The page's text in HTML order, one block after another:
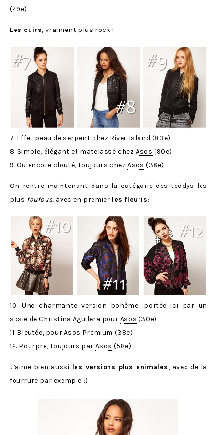
(49e)
Les cuirs, vraiment plus rock !
7. Effet peau de serpent chez River Island (83e)
8. Simple, élégant et matelassé chezAsos (90e)
9. Ou encore clouté, toujours chezAsos (38e)
On rentre maintenant dans la catégorie des teddys les
plus foufous, avec en premier les fleuris:
10. Une charmante version bohème, portée ici par un
sosie de Christina Aguilera pour Asos (30e)
11. Bleutée, pour Asos Premium (38e)
12. Pourpre, toujours par Asos (58e)
J’aime bien aussi les versions plus animales, avec de la
fourrure par exemple :)